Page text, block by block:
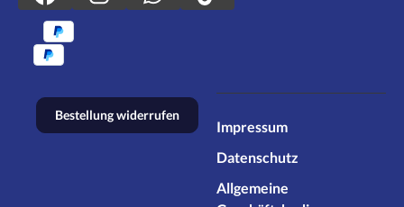
Bestellung widerrufen
Impressum
Datenschutz
Allgemeine